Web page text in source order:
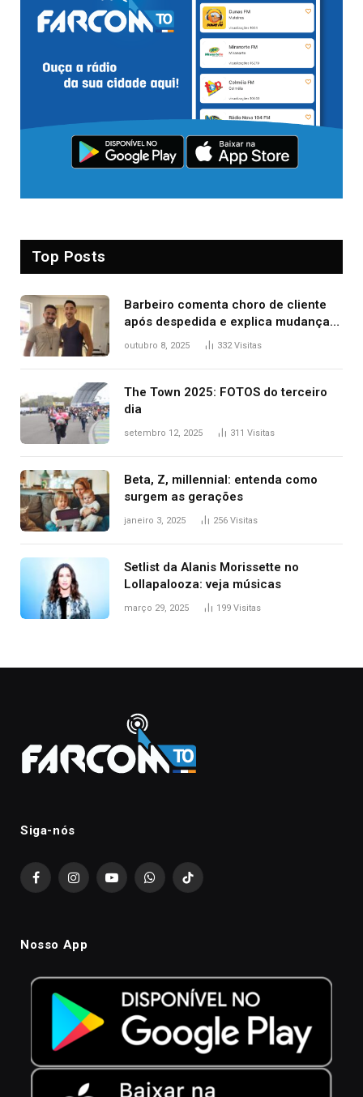
Top Posts
Barbeiro comenta choro de cliente
após despedida e explica mudança
para o TO: ‘Não esperava atingir
outubro 8, 2025 332Visitas
The Town 2025: FOTOS do terceiro
dia
setembro 12, 2025 311 Visitas
Beta, Z, millennial: entenda como
surgem as gerações
janeiro 3, 2025 256 Visitas
Setlist da Alanis Morissette no
Lollapalooza: veja músicas
março 29, 2025 199 Visitas
Siga-nós
FacebookInstagramYouTubeWhatsAppTikTok
Nosso App